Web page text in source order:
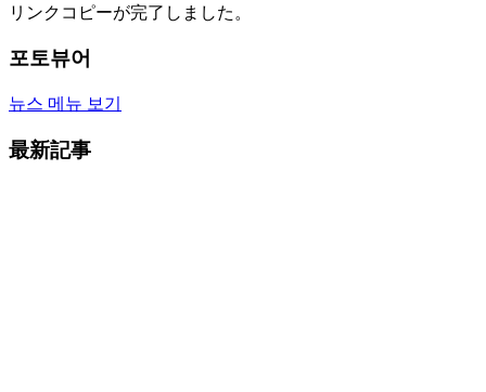
リンクコピーが完了しました。
포토뷰어
뉴스 메뉴 보기
最新記事